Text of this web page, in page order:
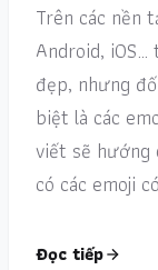
Trên các nền
Android,
đẹp, nhưng
biệt là các
viết sẽ hướng
có các emoji
Đọc tiếp